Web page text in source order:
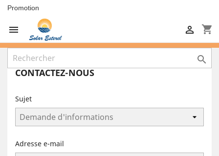
Promotion
 shopping_cart


CONTACTEZ-NOUS
Sujet
Adresse e-mail